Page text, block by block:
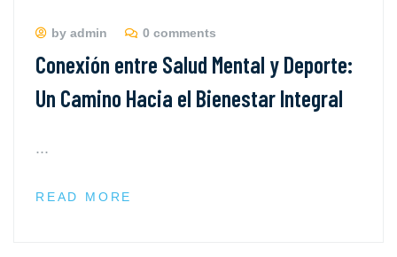
by admin 0 comments
Conexión entre Salud Mental y Deporte:
Un Camino Hacia el Bienestar Integral
...
READ MORE